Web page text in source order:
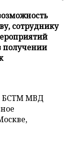
сотруднику
получении
БСТМ МВД